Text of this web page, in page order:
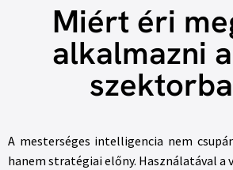
Miért éri
alkalmazni
A mesterséges intelligencia nem
hanem stratégiai előny. Használatával a